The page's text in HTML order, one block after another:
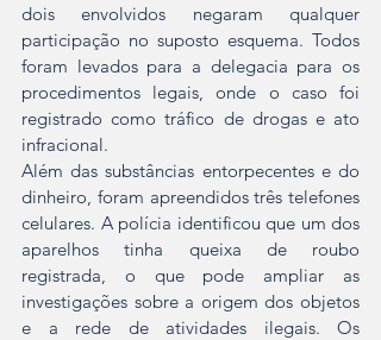
dois envolvidos negaram qualquer
participação no suposto esquema. Todos
foram levados para a delegacia para os
procedimentos legais, onde o caso foi
registrado como tráfico de drogas e ato
infracional.
Além das substâncias entorpecentes e do
dinheiro, foram apreendidos três telefones
celulares. A polícia identificou que um dos
aparelhos tinha queixa de roubo
registrada, o que pode ampliar as
investigações sobre a origem dos objetos
e a rede de atividades ilegais. Os